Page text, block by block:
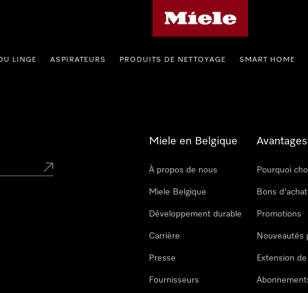
LINGE ASPIRATEURS PRODUITS DE NETTOYAGE SMART HOME
Miele en Belgique
À propos de nous
Miele Belgique
Développement durable
Carrière
Presse
Fournisseurs
Avantages
Pourquoi
Bons
Promotions
Nouveautés
Extension